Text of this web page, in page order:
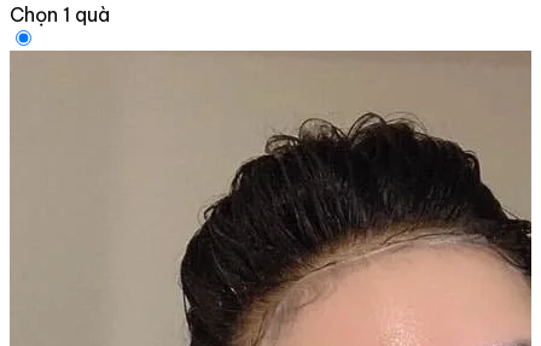
Chọn 1 quà